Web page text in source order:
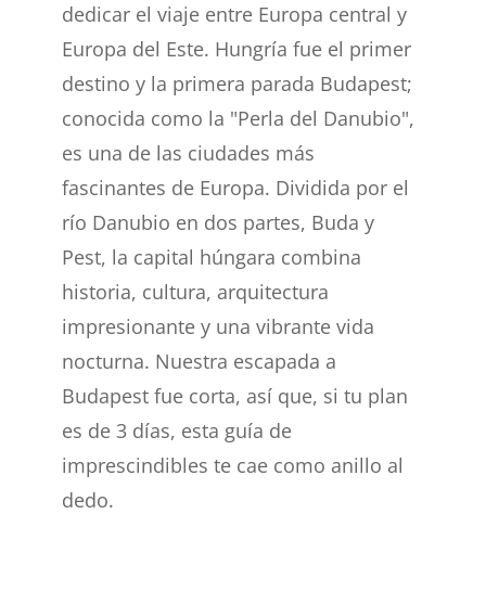
dedicar el viaje entre Europa central y
Europa del Este. Hungría fue el primer
destino y la primera parada Budapest;
conocida como la "Perla del Danubio",
es una de las ciudades más
fascinantes de Europa. Dividida por el
río Danubio en dos partes, Buda y
Pest, la capital húngara combina
historia, cultura, arquitectura
impresionante y una vibrante vida
nocturna. Nuestra escapada a
Budapest fue corta, así que, si tu plan
es de 3 días, esta guía de
imprescindibles te cae como anillo al
dedo.